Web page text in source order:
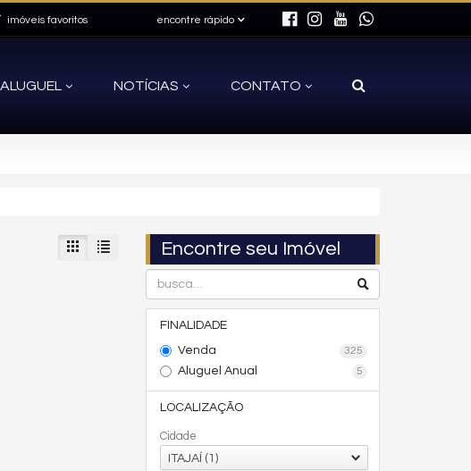
encontre rápido
imóveis favoritos
ALUGUEL NOTÍCIAS CONTATO
Encontre seu Imóvel
FINALIDADE
Venda
325
Aluguel Anual 5
LOCALIZAÇÃO
Cidade
ITAJAÍ (1)